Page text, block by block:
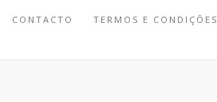
CONTACTO TERMOS E CONDIÇÕES